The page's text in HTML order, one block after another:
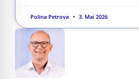
Polina Petrova 3. Mai 2026